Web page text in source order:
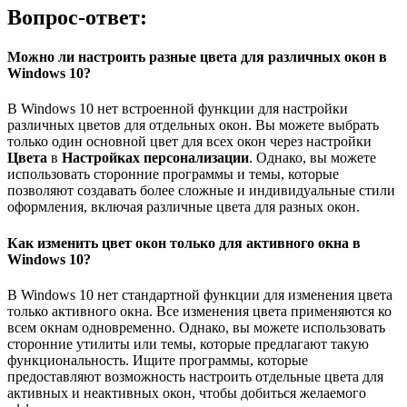
Вопрос-ответ:
Можно ли настроить разные цвета для различных окон в
Windows 10?
В Windows 10 нет встроенной функции для настройки
различных цветов для отдельных окон. Вы можете выбрать
только один основной цвет для всех окон через настройки
Цвета в Настройках персонализации. Однако, вы можете
использовать сторонние программы и темы, которые
позволяют создавать более сложные и индивидуальные стили
оформления, включая различные цвета для разных окон.
Как изменить цвет окон только для активного окна в
Windows 10?
В Windows 10 нет стандартной функции для изменения цвета
только активного окна. Все изменения цвета применяются ко
всем окнам одновременно. Однако, вы можете использовать
сторонние утилиты или темы, которые предлагают такую
функциональность. Ищите программы, которые
предоставляют возможность настроить отдельные цвета для
активных и неактивных окон, чтобы добиться желаемого